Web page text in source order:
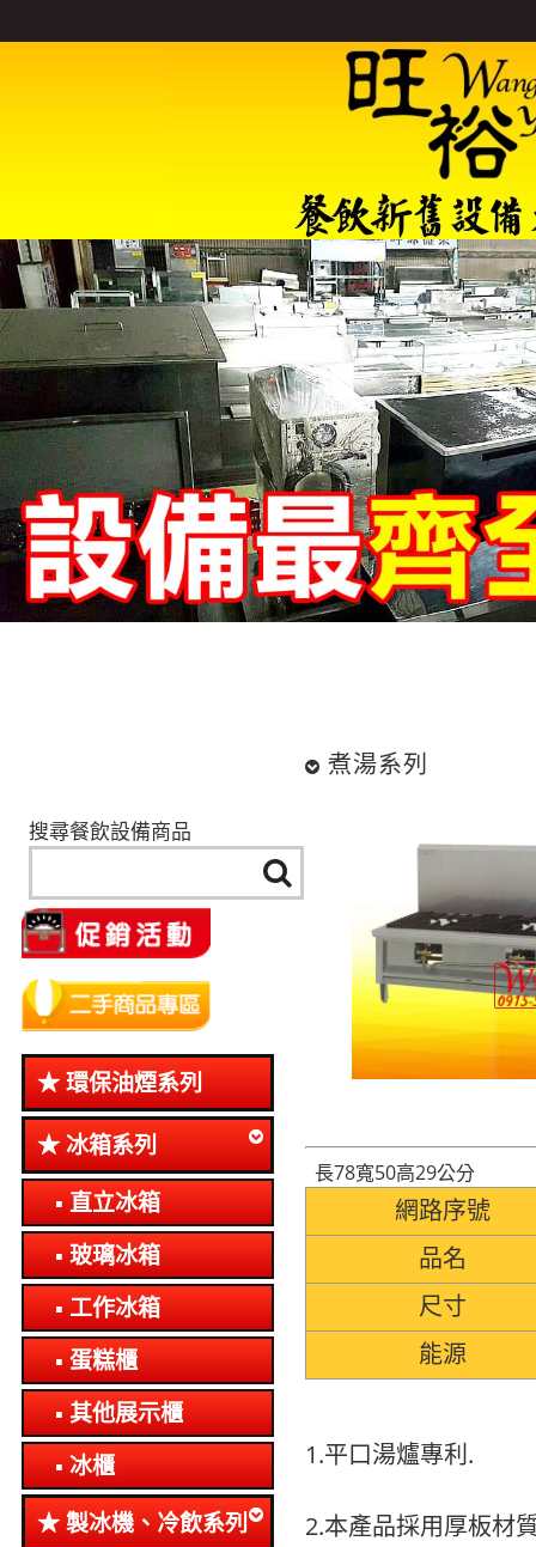
搜尋餐飲設備商品
環保油煙系列
冰箱系列
直立冰箱
玻璃冰箱
工作冰箱
蛋糕櫃
其他展示櫃
冰櫃
製冰機、冷飲系列
煮湯系列
長78寬50高29公分
網路序號
品名
尺寸
能源
1.平口湯爐專利.
2.本產品採用厚板材